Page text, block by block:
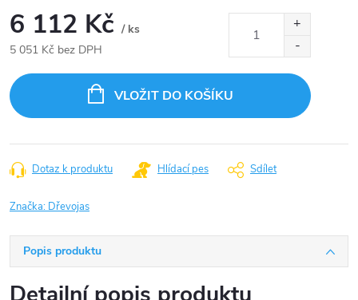
6 112 Kč / ks
5 051 Kč bez DPH
cena:
VLOŽIT DO KOŠÍKU
Dotaz k produktu Hlídací pes Sdílet
Značka: Dřevojas
Popis produktu